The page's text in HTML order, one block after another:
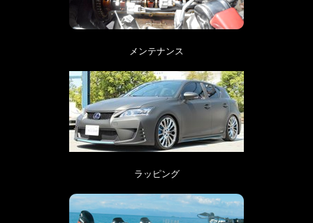
メンテナンス
ラッピング